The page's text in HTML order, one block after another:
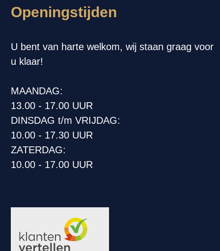
Openingstijden
U bent van harte welkom, wij staan graag voor
u klaar!
MAANDAG:
13.00 - 17.00 UUR
DINSDAG t/m VRIJDAG:
10.00 - 17.30 UUR
ZATERDAG:
10.00 - 17.00 UUR